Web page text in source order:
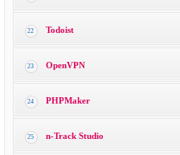
22 Todoist
23 OpenVPN
24 PHPMaker
25 n-Track Studio